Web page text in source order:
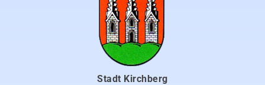
Stadt Kirchberg